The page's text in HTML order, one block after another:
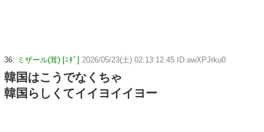
36: ミザール(茸) [ﾆﾀﾞ] 2026/05/23(土) 02:13:12.45 ID:awXPJrku0
韓国はこうでなくちゃ
韓国らしくてイイヨイイヨー